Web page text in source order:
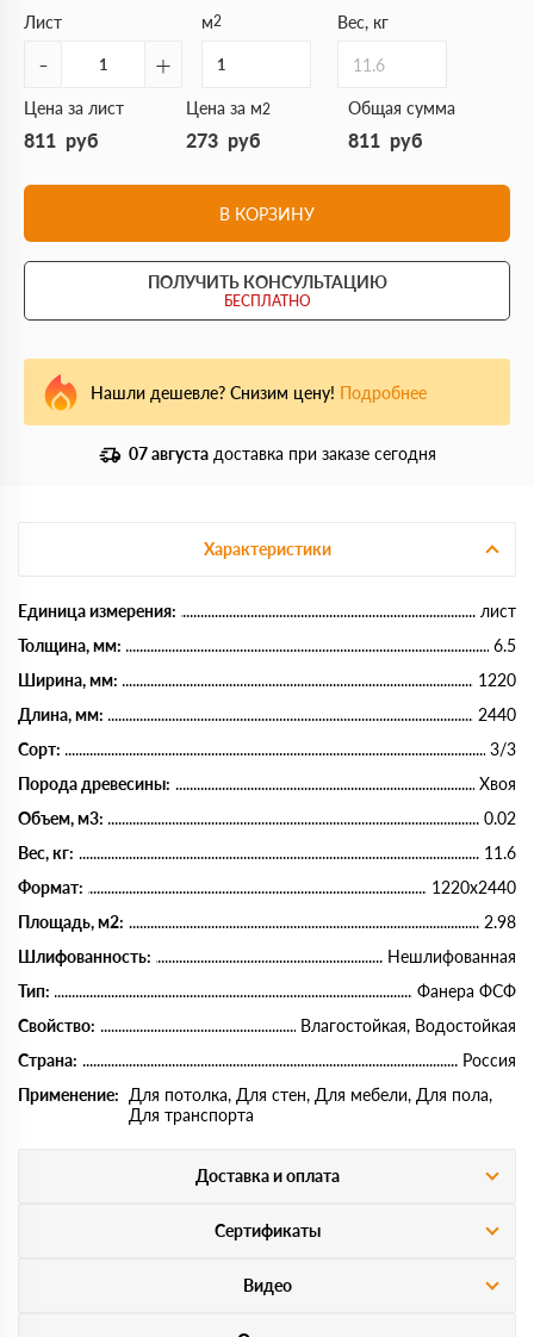
Лист
- +
м2 Вес, кг
11.6
Цена за лист
811 руб
Цена за м2
273 руб
Общая сумма
811 руб
В КОРЗИНУ
ПОЛУЧИТЬ КОНСУЛЬТАЦИЮ
БЕСПЛАТНО
Нашли дешевле? Снизим цену! Подробнее
07 августа доставка при заказе сегодня
Характеристики
Единица измерения:
лист
Толщина, мм:
6.5
Ширина, мм:
1220
Длина, мм:
2440
Сорт:
3/3
Порода древесины:
Хвоя
Объем, м3:
0.02
Вес, кг:
11.6
Формат:
1220х2440
Площадь, м2:
2.98
Шлифованность:
Нешлифованная
Тип:
Фанера ФСФ
Свойство:
Влагостойкая, Водостойкая
Страна:
Россия
Применение: Для потолка, Для стен, Для мебели, Для пола,
Для транспорта
Доставка и оплата
Сертификаты
Видео